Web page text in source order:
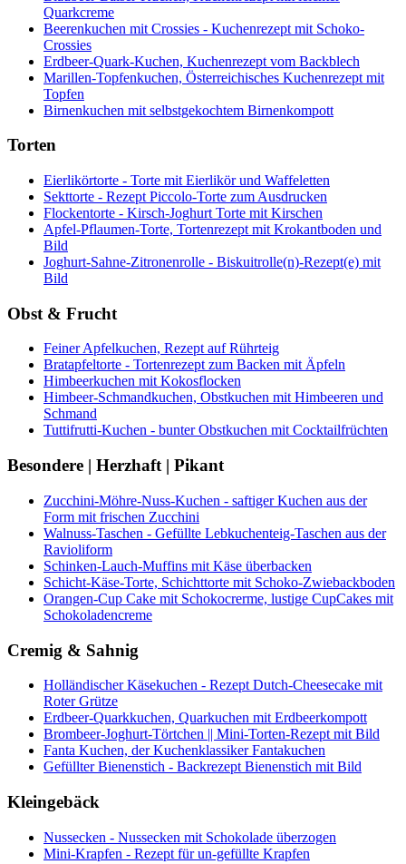
Quarkcreme
Beerenkuchen mit Crossies - Kuchenrezept mit Schoko-
Crossies
Erdbeer-Quark-Kuchen, Kuchenrezept vom Backblech
Marillen-Topfenkuchen, Österreichisches Kuchenrezept mit
Topfen
Birnenkuchen mit selbstgekochtem Birnenkompott
Torten
Eierlikörtorte - Torte mit Eierlikör und Waffeletten
Sekttorte - Rezept Piccolo-Torte zum Ausdrucken
Flockentorte - Kirsch-Joghurt Torte mit Kirschen
Apfel-Pflaumen-Torte, Tortenrezept mit Krokantboden und
Bild
Joghurt-Sahne-Zitronenrolle - Biskuitrolle(n)-Rezept(e) mit
Bild
Obst & Frucht
Feiner Apfelkuchen, Rezept auf Rührteig
Bratapfeltorte - Tortenrezept zum Backen mit Äpfeln
Himbeerkuchen mit Kokosflocken
Himbeer-Schmandkuchen, Obstkuchen mit Himbeeren und
Schmand
Tuttifrutti-Kuchen - bunter Obstkuchen mit Cocktailfrüchten
Besondere | Herzhaft | Pikant
Zucchini-Möhre-Nuss-Kuchen - saftiger Kuchen aus der
Form mit frischen Zucchini
Walnuss-Taschen - Gefüllte Lebkuchenteig-Taschen aus der
Ravioliform
Schinken-Lauch-Muffins mit Käse überbacken
Schicht-Käse-Torte, Schichttorte mit Schoko-Zwiebackboden
Orangen-Cup Cake mit Schokocrerme, lustige CupCakes mit
Schokoladencreme
Cremig & Sahnig
Holländischer Käsekuchen - Rezept Dutch-Cheesecake mit
Roter Grütze
Erdbeer-Quarkkuchen, Quarkuchen mit Erdbeerkompott
Brombeer-Joghurt-Törtchen || Mini-Torten-Rezept mit Bild
Fanta Kuchen, der Kuchenklassiker Fantakuchen
Gefüllter Bienenstich - Backrezept Bienenstich mit Bild
Kleingebäck
Nussecken - Nussecken mit Schokolade überzogen
Mini-Krapfen - Rezept für un-gefüllte Krapfen